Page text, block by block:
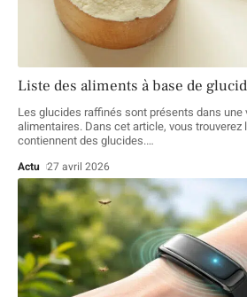
Liste des aliments à base de
Les glucides raffinés sont présents dans une
alimentaires. Dans cet article, vous
contiennent des glucides.…
Actu 27 avril 2026